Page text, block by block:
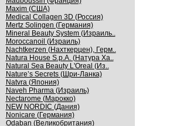
Maxim (США)
Medical Collagen 3D (Россия)
Mertz Solingen (Германия)
Mineral Beauty System (Израиль..
Moroccanoil (Израиль)
Nachtkerzen (Нахткерцен), Герм..
Natura House S.p.A. (Натура Ха..
Natural Sea Beauty L'Oreal (Из..
Nature’s Secrets (Шри-Ланка)
Natvra (Япония)
Naveh Pharma (Израиль)
Nectarome (Марокко)
NEW NORDIC (Дания)
Nonicare (Германия)
Odaban (Великобритания)